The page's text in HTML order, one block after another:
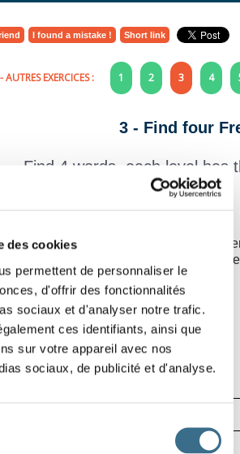
des cookies
permettent de personnaliser le
d'offrir des fonctionnalités
sociaux et d'analyser notre trafic.
ces identifiants, ainsi que
sur votre appareil avec nos
sociaux, de publicité et d'analyse.
I found a mistake ! Short link
- AUTRES EXERCICES : 1 2 3 4
3 - Find four
Find 4 words, each level has
have to find 4 words, in each level
the word ETRE and in 3 you have
Effacer
Vérifier
Lettre ?
N
2
I
I